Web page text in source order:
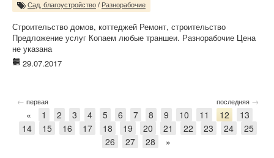
Сад, благоустройство / Разнорабочие
Строительство домов, коттеджей Ремонт, строительство
Предложение услуг Копаем любые траншеи. Разнорабочие Цена
не указана
29.07.2017
← первая последняя →
« 1 2 3 4 5 6 7 8 9 10 11 12
13
14
15 16 17 18 19 20 21 22 23 24
25
26
27 28 »